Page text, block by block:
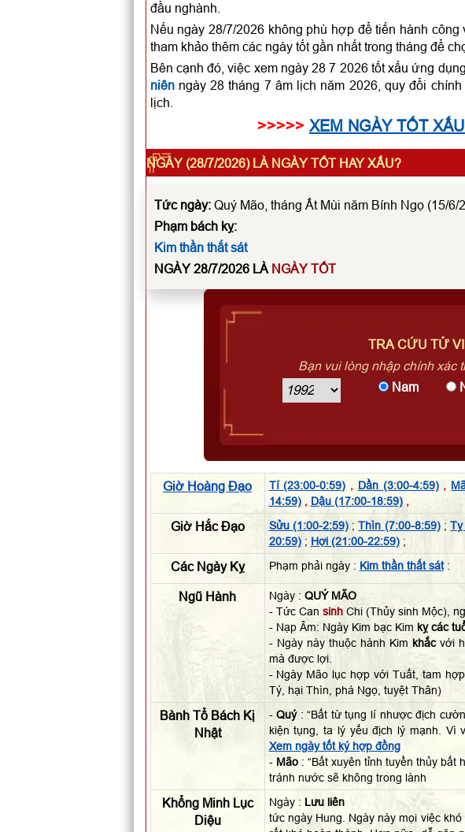
đầu nghành.
Nếu ngày 28/7/2026 không phù hợp để tiến hành
tham khảo thêm các ngày tốt gần nhất trong tháng để
Bên cạnh đó, việc xem ngày 28 7 2026 tốt xấu ứng
niênngày 28 tháng 7 âm lịch năm 2026, quy đổi
lịch.
>>>>> XEM NGÀY TỐT
NGÀY (28/7/2026) LÀ NGÀY TỐT HAY XẤU?
Tức ngày:Quý Mão, tháng Ất Mùi năm Bính Ngọ (15/6/
Phạm bách kỵ:
Kim thần thất sát
NGÀY 28/7/2026 LÀ NGÀY TỐT
TRA CỨU TỬ
Bạn vui lòng nhập chính xác
Nam
Giờ Hoàng Đạo Tí (23:00-0:59) , Dần (3:00-4:59),
14:59), Dậu (17:00-18:59),
Giờ Hắc Đạo Sửu (1:00-2:59);Thìn (7:00-8:59);
20:59); Hợi (21:00-22:59);
Các Ngày Kỵ Phạm phải ngày : Kim thần thất sát:
Ngũ Hành Ngày : QUÝ MÃO
- Tức Can sinhChi (Thủy sinh Mộc),
- Nạp Âm: Ngày Kim bạc Kim kỵ các
- Ngày này thuộc hành Kim khắcvới
mà được lợi.
- Ngày Mão lục hợp với Tuất, tam
Tý, hại Thìn, phá Ngọ, tuyệt Thân)
Bành Tổ Bách Kị
Nhật
-Quý: “Bất từ tụng lí nhược địch
kiện tụng, ta lý yếu địch lý mạnh. Vì
Xem ngày tốt ký hợp đồng
- Mão: “Bất xuyên tỉnh tuyền thủy bất
tránh nước sẽ không trong lành
Khổng Minh Lục
Diệu
Ngày : Lưu liên
tức ngày Hung. Ngày này mọi việc